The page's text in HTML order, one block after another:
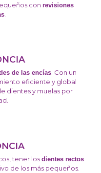
con revisiones
.
de las encías. Con un
eficiente y global
dientes y muelas por
tener los dientes rectos
de los más pequeños.